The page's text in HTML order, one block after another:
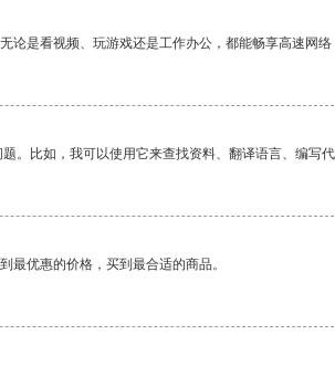
论是看视频、玩游戏还是工作办公，都能畅享高速网络
。比如，我可以使用它来查找资料、翻译语言、编写代
最优惠的价格，买到最合适的商品。